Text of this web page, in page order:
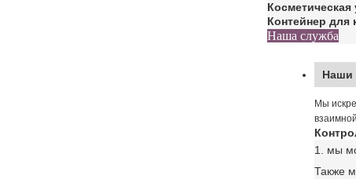
Косметическая
Контейнер для
Наша служба
Наши
Мы
1. мы
Также